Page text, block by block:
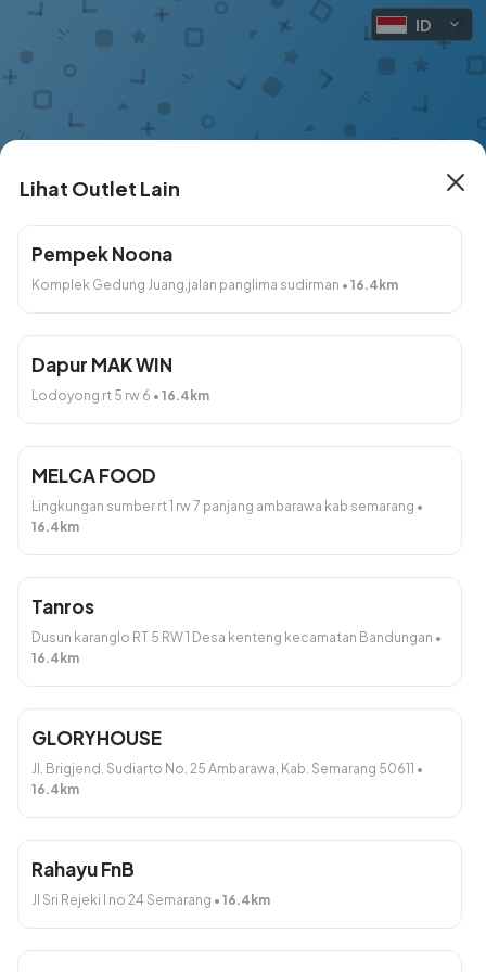
ID
283 Outlet Lain
Produk
Dibuat dengan
Lihat Outlet Lain
Pempek Noona
Komplek Gedung Juang,jalan panglima sudirman • 16.4 km
Dapur MAK WIN
Lodoyong rt 5 rw 6 • 16.4 km
MELCA FOOD
Lingkungan sumber rt 1 rw 7 panjang ambarawa kab semarang •
16.4 km
Tanros
Dusun karanglo RT 5 RW 1 Desa kenteng kecamatan Bandungan •
16.4 km
GLORYHOUSE
Jl. Brigjend. Sudiarto No. 25 Ambarawa, Kab. Semarang 50611 •
16.4 km
Rahayu FnB
Jl Sri Rejeki I no 24 Semarang • 16.4 km